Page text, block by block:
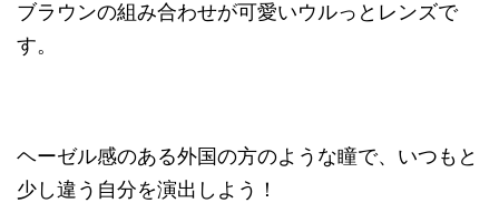
ブラウンの組み合わせが可愛いウルっとレンズで
す。
ヘーゼル感のある外国の方のような瞳で、いつもと
少し違う自分を演出しよう！